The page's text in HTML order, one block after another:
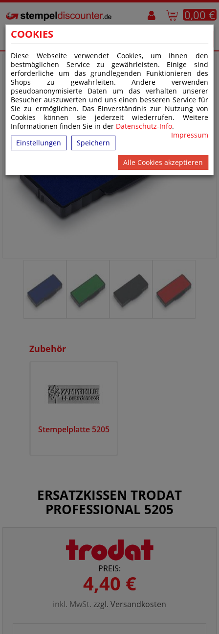
COOKIES
Diese Webseite verwendet Cookies, um Ihnen den
bestmöglichen Service zu gewährleisten. Einige sind
erforderliche um das grundlegenden Funktionieren des
Shops zu gewährleiten. Andere verwenden
pseudoanonymisierte Daten um das verhalten unserer
Besucher auszuwerten und uns einen besseren Service für
Sie zu ermöglichen. Das Einverständnis zur Nutzung von
Cookies können sie jederzeit wiederrufen. Weitere
Informationen finden Sie in der Datenschutz-Info.
Impressum
Einstellungen
Speichern
Alle Cookies akzeptieren
0,00 €
Zubehör
Stempelplatte 5205
ERSATZKISSEN TRODAT
PROFESSIONAL 5205
PREIS:
4,40 €
inkl. MwSt. zzgl. Versandkosten